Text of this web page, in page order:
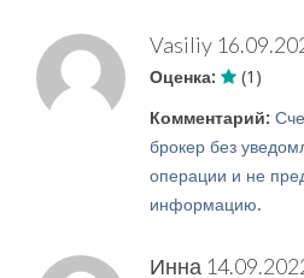
Vasiliy
Оценка: (1)
Комментарий:
брокер без
операции и не
информацию.
Инна